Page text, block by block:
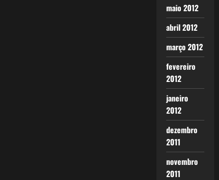
maio 2012
abril 2012
março 2012
fevereiro
2012
janeiro
2012
dezembro
2011
novembro
2011